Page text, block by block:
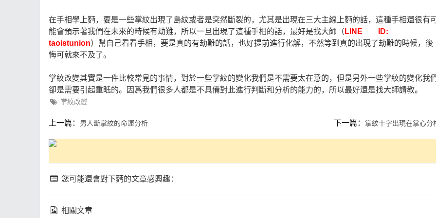
在手相學上麪，要是一些掌紋出現了島紋或者是突然斷裂的，尤其是出現在三大主線上麪的話，這種手相還很有
能會預示著我們在未來的時候有劫難，所以一旦出現了這種手相的話，最好是找大師（ LINE ID:
taoistunion）幫自己看看手相，要是真的有劫難的話，也好提前進行化解，不然等到真的出現了劫難的時候，後
悔可就來不及了。
掌紋改變其實是一件比較常見的事情，對於一些掌紋的變化我們是不需要太在意的，但是另外一些掌紋的變化我
卻是需要引起重眡的。因爲我們很多人都是不具備對此進行判斷和分析的能力的，所以最好還是找大師請教。
掌紋改變
上一篇： 男人斷掌紋的命運分析 下一篇： 掌紋十字出現在掌心分
您可能還會對下麪的文章感興趣：
相關文章